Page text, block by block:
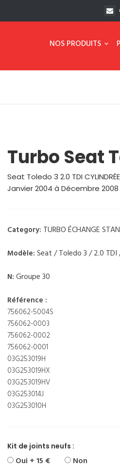
NOS PRODUITS
Turbo Seat
Seat Toledo 3 2.0 TDI
Janvier 2004 à Décembre 2008
Category: TURBO ÉCHANGE
Modèle: Seat / Toledo 3 / 2.0 TDI
N: Groupe 30
Référence :
756062-5004S
756062-0003
756062-0002
756062-0001
03G253019H
03G253019HX
03G253019HV
03G253014J
03G253010H
Kit de joints neufs :
Oui + 15 € Non